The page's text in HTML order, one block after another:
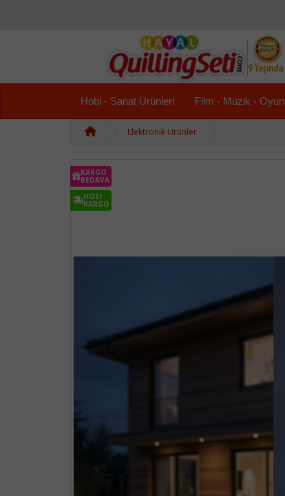
Hobi - Sanat Ürünleri Film - Müzik - Oyun
Elektronik Ürünler
KARGO
BEDAVA
HIZLI
KARGO